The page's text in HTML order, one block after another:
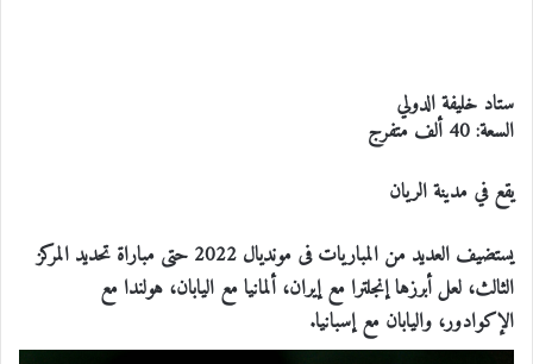
ستاد خليفة الدولي
السعة: 40 ألف متفرج
يقع في مدينة الريان
يستضيف العديد من المباريات فى مونديال 2022 حتى مباراة تحديد المركز
الثالث، لعل أبرزها إنجلترا مع إيران، ألمانيا مع اليابان، هولندا مع
الإكوادور، واليابان مع إسبانيا.